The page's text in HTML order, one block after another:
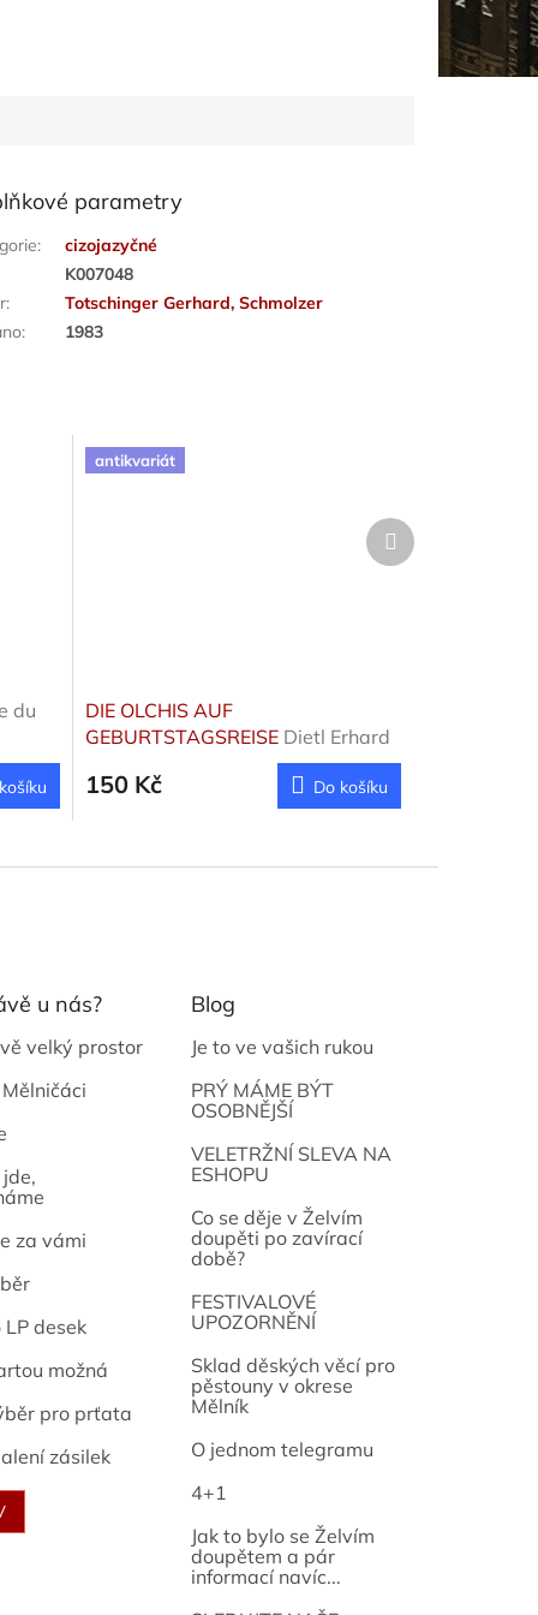
parametry
:
cizojazyčné
K007048
:
Totschinger Gerhard, Schmolzer
: 1983
du
antikvariát
DIE OLCHIS AUF
GEBURTSTAGSREISE Dietl Erhard
150 Kč Do košíku
Další
produkt
u nás?
velký prostor
za vámi
desek
možná
pro prťata
zásilek
Blog
Je to ve vašich rukou
PRÝ MÁME BÝT
OSOBNĚJŠÍ
VELETRŽNÍ SLEVA NA
ESHOPU
Co se děje v Želvím
doupěti po zavírací
době?
FESTIVALOVÉ
UPOZORNĚNÍ
Sklad děských věcí pro
pěstouny v okrese
Mělník
O jednom telegramu
4+1
Jak to bylo se Želvím
doupětem a pár
informací navíc...